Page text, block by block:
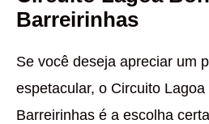
Barreirinhas
Se você deseja apreciar um
espetacular, o Circuito Lagoa
Barreirinhas é a escolha